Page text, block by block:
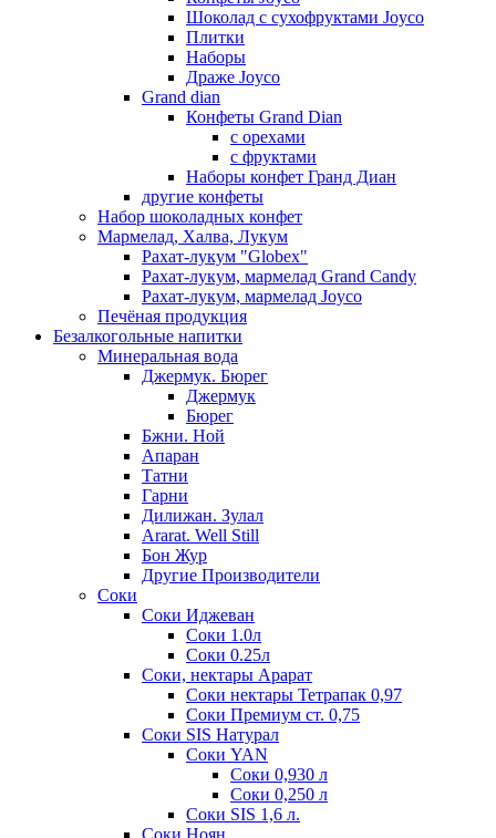
Шоколад с сухофруктами Joyco
Плитки
Наборы
Драже Joyco
Grand dian
Конфеты Grand Dian
с орехами
с фруктами
Наборы конфет Гранд Диан
другие конфеты
Набор шоколадных конфет
Мармелад, Халва, Лукум
Рахат-лукум "Globex"
Рахат-лукум, мармелад Grand Candy
Рахат-лукум, мармелад Joyco
Печёная продукция
Безалкогольные напитки
Минеральная вода
Джермук. Бюрег
Джермук
Бюрег
Бжни. Ной
Апаран
Татни
Гарни
Дилижан. Зулал
Ararat. Well Still
Бон Жур
Другие Производители
Соки
Соки Иджеван
Соки 1.0л
Соки 0.25л
Соки, нектары Арарат
Соки нектары Тетрапак 0,97
Соки Премиум ст. 0,75
Соки SIS Натурал
Соки YAN
Соки 0,930 л
Соки 0,250 л
Соки SIS 1,6 л.
Соки Ноян